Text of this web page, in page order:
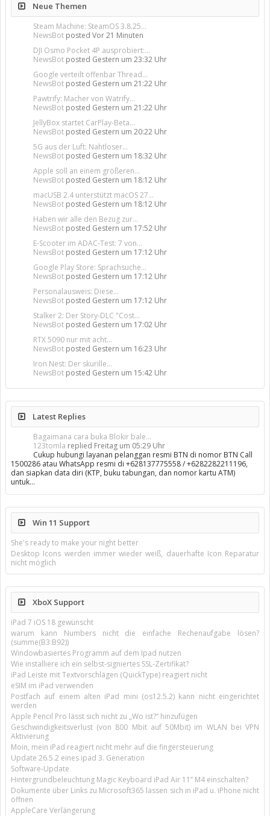
Neue Themen
Steam Machine: SteamOS 3.8.25...
NewsBot posted Vor 21 Minuten
DJI Osmo Pocket 4P ausprobiert:...
NewsBot posted Gestern um 23:32 Uhr
Google verteilt offenbar Thread...
NewsBot posted Gestern um 21:22 Uhr
Pawtrify: Macher von Watrify...
NewsBot posted Gestern um 21:22 Uhr
JellyBox startet CarPlay-Beta...
NewsBot posted Gestern um 20:22 Uhr
5G aus der Luft: Nahtloser...
NewsBot posted Gestern um 18:32 Uhr
Apple soll an einem größeren...
NewsBot posted Gestern um 18:12 Uhr
macUSB 2.4 unterstützt macOS 27...
NewsBot posted Gestern um 18:12 Uhr
Haben wir alle den Bezug zur...
NewsBot posted Gestern um 17:52 Uhr
E-Scooter im ADAC-Test: 7 von...
NewsBot posted Gestern um 17:12 Uhr
Google Play Store: Sprachsuche...
NewsBot posted Gestern um 17:12 Uhr
Personalausweis: Diese...
NewsBot posted Gestern um 17:12 Uhr
Stalker 2: Der Story-DLC "Cost...
NewsBot posted Gestern um 17:02 Uhr
RTX 5090 nur mit acht...
NewsBot posted Gestern um 16:23 Uhr
Iron Nest: Der skurille...
NewsBot posted Gestern um 15:42 Uhr
Latest Replies
Bagaimana cara buka Blokir bale...
123tomla replied Freitag um 05:29 Uhr
Cukup hubungi layanan pelanggan resmi BTN di nomor BTN Call
1500286 atau WhatsApp resmi di +628137775558 / +6282282211196,
dan siapkan data diri (KTP, buku tabungan, dan nomor kartu ATM)
untuk…
Win 11 Support
She's ready to make your night better
Desktop Icons werden immer wieder weiß, dauerhafte Icon Reparatur
nicht möglich
XboX Support
iPad 7 iOS 18 gewünscht
warum kann Numbers nicht die einfache Rechenaufgabe lösen?
(summe(B3:B92))
Windowbasiertes Programm auf dem Ipad nutzen
Wie installiere ich ein selbst-signiertes SSL-Zertifikat?
iPad Leiste mit Textvorschlägen (QuickType) reagiert nicht
eSIM im iPad verwenden
Postfach auf einem alten iPad mini (os12.5.2) kann nicht eingerichtet
werden
Apple Pencil Pro lässt sich nicht zu „Wo ist?“ hinzufügen
Geschwindigkeitsverlust (von 800 Mbit auf 50Mbit) im WLAN bei VPN
Aktivierung
Moin, mein iPad reagiert nicht mehr auf die fingersteuerung
Update 26.5.2 eines ipad 3. Generation
Software-Update
Hintergrundbeleuchtung Magic Keyboard iPad Air 11’’ M4 einschalten?
Dokumente über Links zu Microsoft365 lassen sich in iPad u. iPhone nicht
öffnen
AppleCare Verlängerung